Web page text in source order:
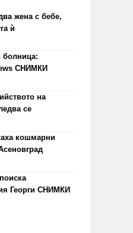
жена с бебе,
ѝ
болница:
СНИМКИ
на
се
кошмарни
Георги СНИМКИ